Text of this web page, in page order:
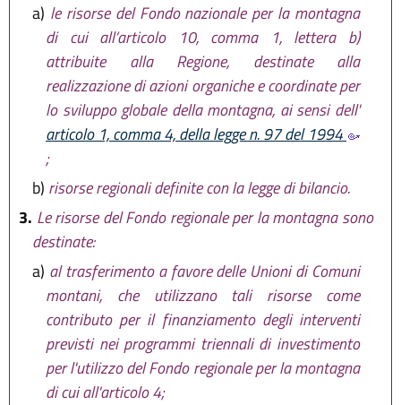
a) le risorse del Fondo nazionale per la montagna
di cui all’articolo 10, comma 1, lettera b)
attribuite alla Regione, destinate alla
realizzazione di azioni organiche e coordinate per
lo sviluppo globale della montagna, ai sensi dell'
articolo 1, comma 4, della legge n. 97 del 1994
;
b) risorse regionali definite con la legge di bilancio.
3. Le risorse del Fondo regionale per la montagna sono
destinate:
a) al trasferimento a favore delle Unioni di Comuni
montani, che utilizzano tali risorse come
contributo per il finanziamento degli interventi
previsti nei programmi triennali di investimento
per l'utilizzo del Fondo regionale per la montagna
di cui all'articolo 4;